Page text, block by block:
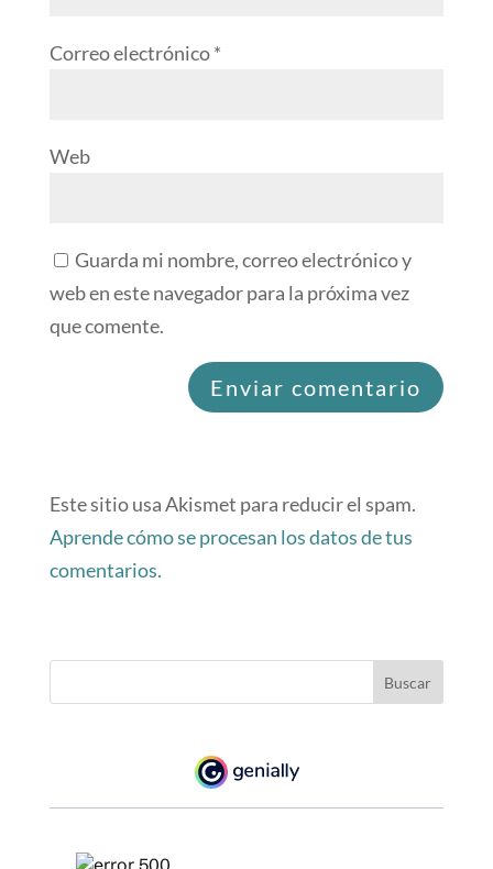
Correo electrónico*
Web
Guarda mi nombre, correo electrónico y
web en este navegador para la próxima vez
que comente.
Este sitio usa Akismet para reducir el spam.
Aprende cómo se procesan los datos de tus
comentarios.